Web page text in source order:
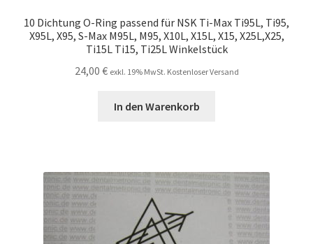
10 Dichtung O-Ring passend für NSK Ti-Max Ti95L, Ti95,
X95L, X95, S-Max M95L, M95, X10L, X15L, X15, X25L,X25,
Ti15L Ti15, Ti25L Winkelstück
24,00 € exkl. 19% MwSt. Kostenloser Versand
In den Warenkorb